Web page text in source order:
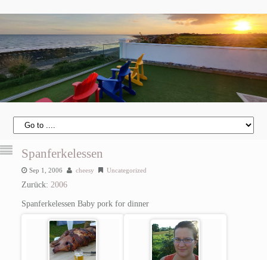
Spanferkelessen
Sep 1, 2006 cheesy Uncategorized
Zurück: 2006
Spanferkelessen Baby pork for dinner